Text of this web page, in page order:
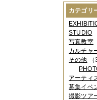
2022年
2022年08
2022年
2022年
2022年
2022年03
2022年
2022年
2021年
2021年
2021年10
カテゴリ
STUDIO
写真教室
カルチャ
その他 （
アーティ
募集イベ
撮影ツア